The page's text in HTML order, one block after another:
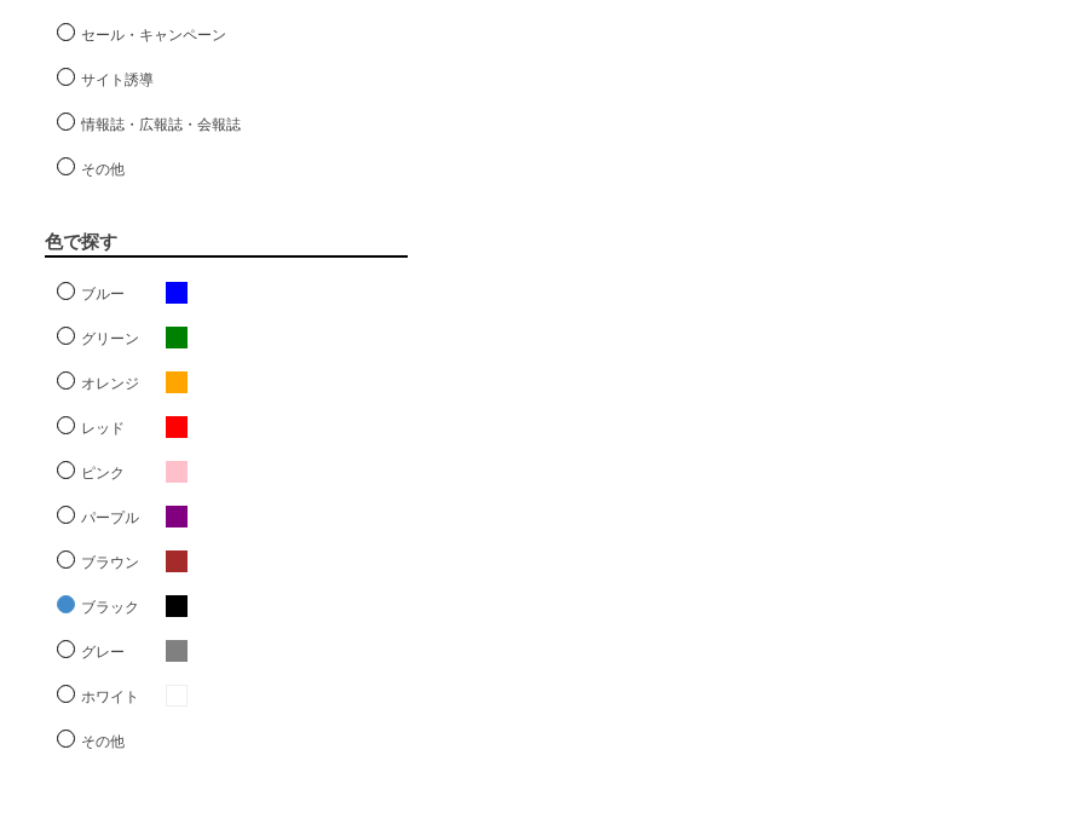
セール・キャンペーン
サイト誘導
情報誌・広報誌・会報誌
その他
色で探す
ブルー
グリーン
オレンジ
レッド
ピンク
パープル
ブラウン
ブラック
グレー
ホワイト
その他